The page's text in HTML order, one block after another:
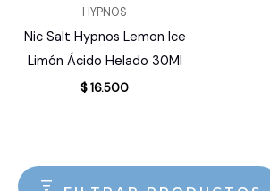
HYPNOS
Nic Salt Hypnos Lemon Ice
Limón Ácido Helado 30Ml
$16.500